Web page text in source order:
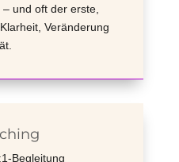
und oft der erste,
Veränderung
Begleitung